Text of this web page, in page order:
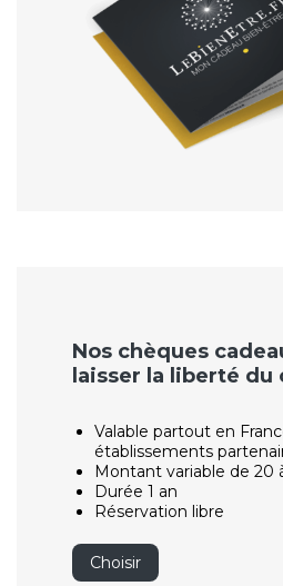
Nos chèques
laisser la liberté du
Valable partout en
établissements
Montant variable de 20
Durée 1 an
Réservation libre
Choisir